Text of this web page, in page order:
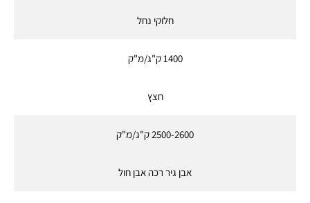
חלוקי נחל
1400 ק"ג/מ"ק
חצץ
2500-2600 ק"ג/מ"ק
אבן גיר רכה אבן חול